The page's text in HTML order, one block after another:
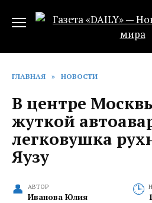
ГЛАВНАЯ » НОВОСТИ
В центре
жуткой
легковушка
Яузу
АВТОР
Иванова Юлия